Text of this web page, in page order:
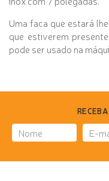
Uma faca que estará
que estiverem
pode ser usado na